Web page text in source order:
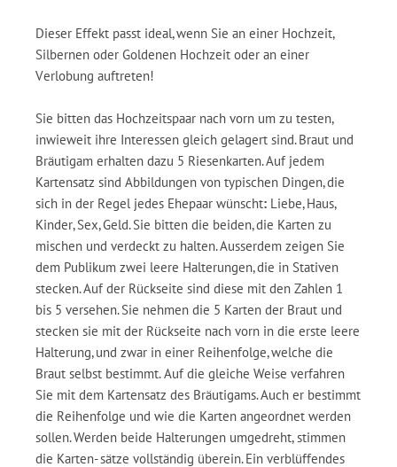
Dieser Effekt passt ideal, wenn Sie an einer Hochzeit,
Silbernen oder Goldenen Hochzeit oder an einer
Verlobung auftreten!
Sie bitten das Hochzeitspaar nach vorn um zu testen,
inwieweit ihre Interessen gleich gelagert sind. Braut und
Bräutigam erhalten dazu 5 Riesenkarten. Auf jedem
Kartensatz sind Abbildungen von typischen Dingen, die
sich in der Regel jedes Ehepaar wünscht: Liebe, Haus,
Kinder, Sex, Geld. Sie bitten die beiden, die Karten zu
mischen und verdeckt zu halten. Ausserdem zeigen Sie
dem Publikum zwei leere Halterungen, die in Stativen
stecken. Auf der Rückseite sind diese mit den Zahlen 1
bis 5 versehen. Sie nehmen die 5 Karten der Braut und
stecken sie mit der Rückseite nach vorn in die erste leere
Halterung, und zwar in einer Reihenfolge, welche die
Braut selbst bestimmt. Auf die gleiche Weise verfahren
Sie mit dem Kartensatz des Bräutigams. Auch er bestimmt
die Reihenfolge und wie die Karten angeordnet werden
sollen. Werden beide Halterungen umgedreht, stimmen
die Karten- sätze vollständig überein. Ein verblüffendes